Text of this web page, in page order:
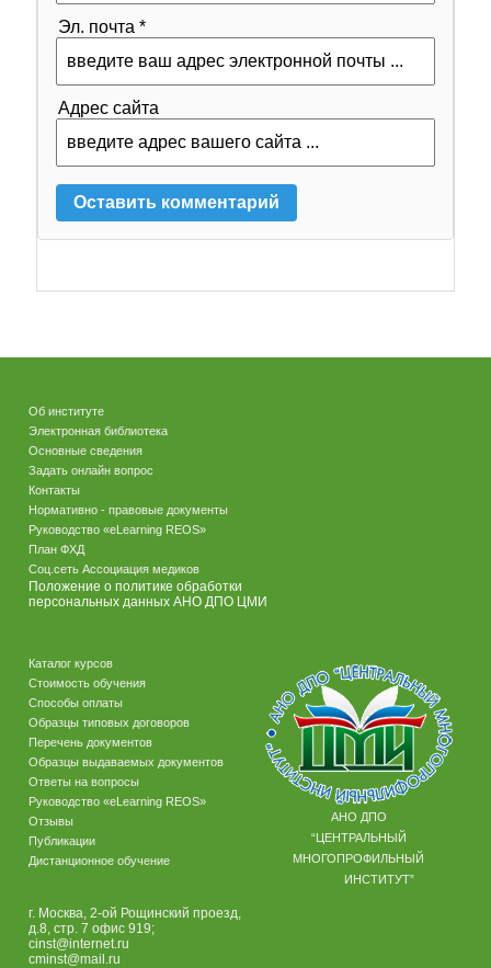
Эл. почта *
Адрес сайта
Об институте
Электронная библиотека
Основные сведения
Задать онлайн вопрос
Контакты
Нормативно - правовые документы
Руководство «eLearning REOS»
План ФХД
Соц.сеть Ассоциация медиков
Положение о политике обработки
персональных данных АНО ДПО ЦМИ
Каталог курсов
Стоимость обучения
Способы оплаты
Образцы типовых договоров
Перечень документов
Образцы выдаваемых документов
Ответы на вопросы
Руководство «eLearning REOS»
Отзывы
Публикации
Дистанционное обучение
г. Москва, 2-ой Рощинский проезд,
д.8, стр. 7 офис 919;
cinst@internet.ru
cminst@mail.ru
АНО ДПО
“ЦЕНТРАЛЬНЫЙ
МНОГОПРОФИЛЬНЫЙ
ИНСТИТУТ”